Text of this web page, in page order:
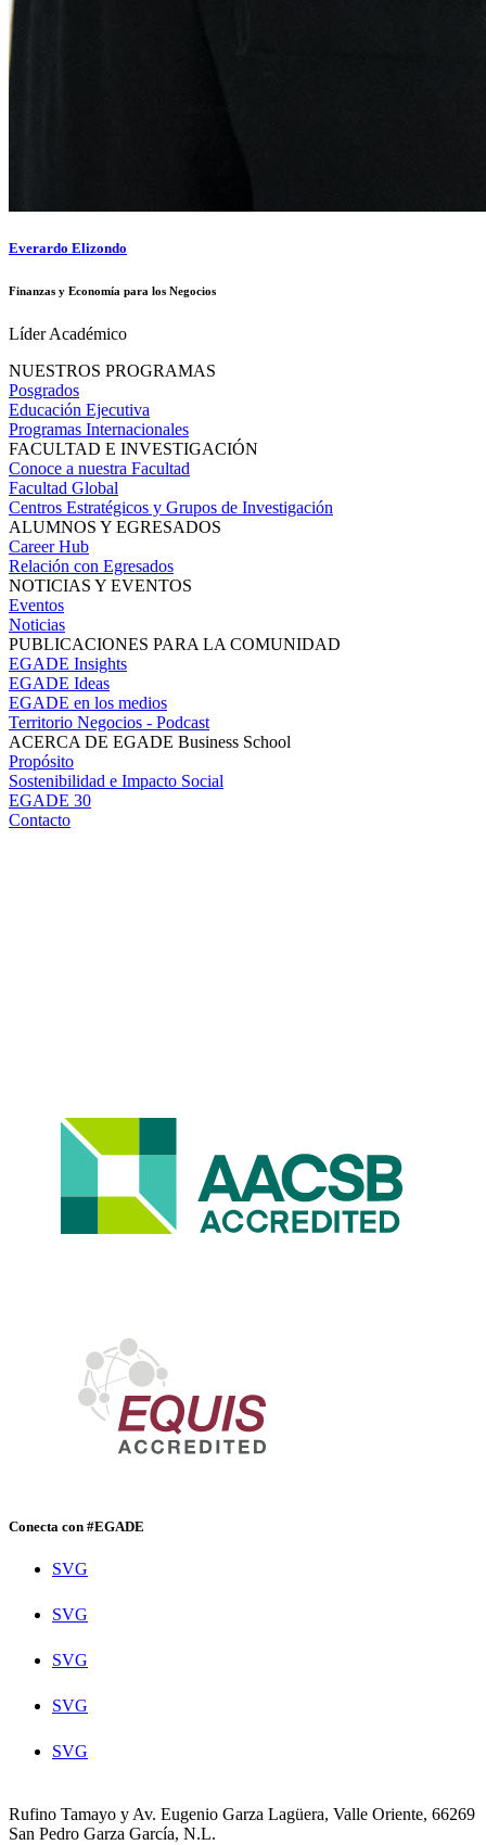
Everardo Elizondo
Finanzas y Economía para los Negocios
Líder Académico
NUESTROS PROGRAMAS
Posgrados
Educación Ejecutiva
Programas Internacionales
FACULTAD E INVESTIGACIÓN
Conoce a nuestra Facultad
Facultad Global
Centros Estratégicos y Grupos de Investigación
ALUMNOS Y EGRESADOS
Career Hub
Relación con Egresados
NOTICIAS Y EVENTOS
Eventos
Noticias
PUBLICACIONES PARA LA COMUNIDAD
EGADE Insights
EGADE Ideas
EGADE en los medios
Territorio Negocios - Podcast
ACERCA DE EGADE Business School
Propósito
Sostenibilidad e Impacto Social
EGADE 30
Contacto
Conecta con #EGADE
SVG
SVG
SVG
SVG
SVG
Rufino Tamayo y Av. Eugenio Garza Lagüera, Valle Oriente, 66269
San Pedro Garza García, N.L.